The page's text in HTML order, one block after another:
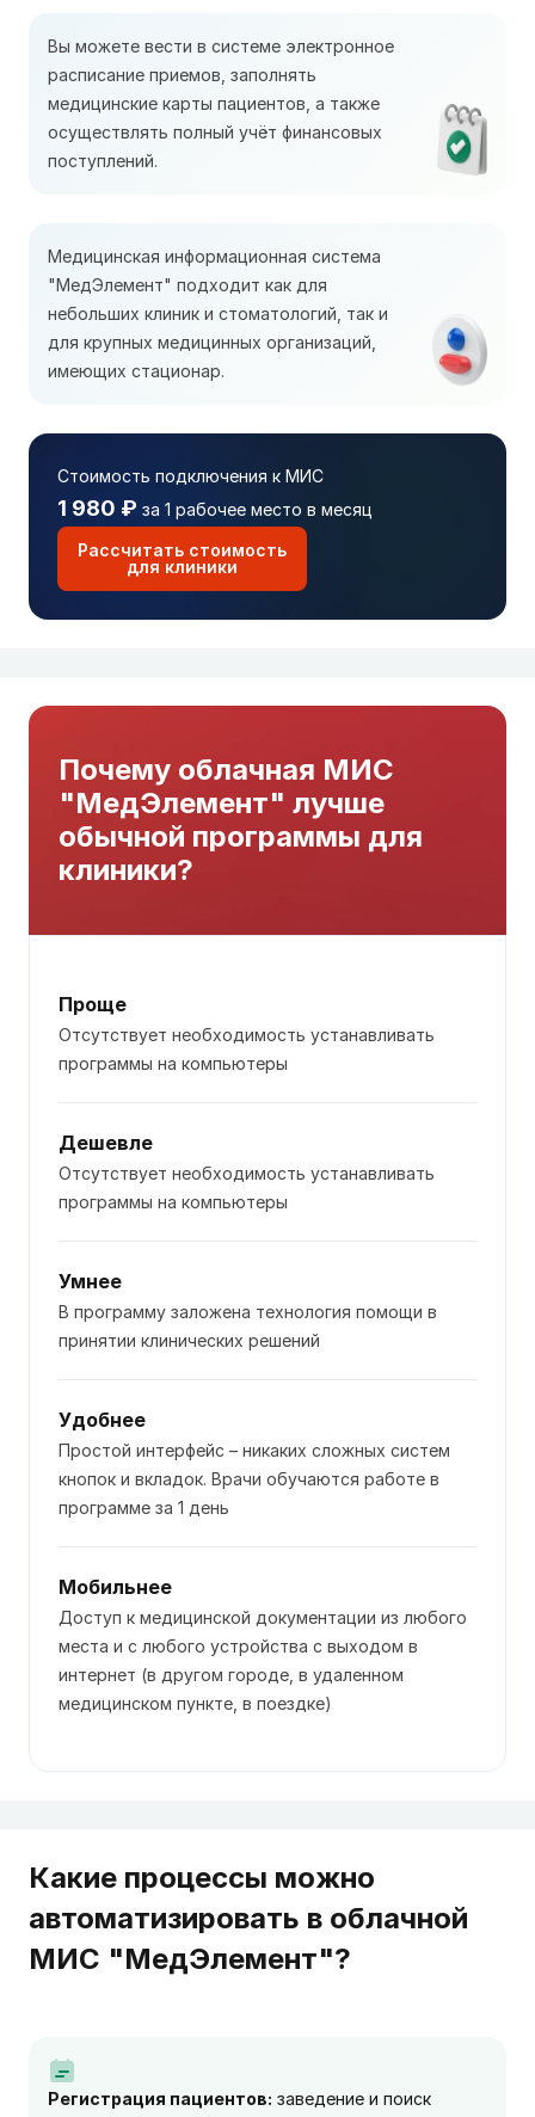
Вы можете вести в системе электронное
расписание приемов, заполнять
медицинские карты пациентов, а также
осуществлять полный учёт финансовых
поступлений.
Медицинская информационная система
"МедЭлемент" подходит как для
небольших клиник и стоматологий, так и
для крупных медицинных организаций,
имеющих стационар.
Стоимость подключения к МИС
1 980 ₽ за 1 рабочее место в месяц
Рассчитать стоимость
для клиники
Почему облачная МИС
"МедЭлемент" лучше
обычной программы для
клиники?
Проще
Отсутствует необходимость устанавливать
программы на компьютеры
Дешевле
Отсутствует необходимость устанавливать
программы на компьютеры
Умнее
В программу заложена технология помощи в
принятии клинических решений
Удобнее
Простой интерфейс – никаких сложных систем
кнопок и вкладок. Врачи обучаются работе в
программе за 1 день
Мобильнее
Доступ к медицинской документации из любого
места и с любого устройства с выходом в
интернет (в другом городе, в удаленном
медицинском пункте, в поездке)
Какие процессы можно
автоматизировать в облачной
МИС "МедЭлемент"?
Регистрация пациентов: заведение и поиск